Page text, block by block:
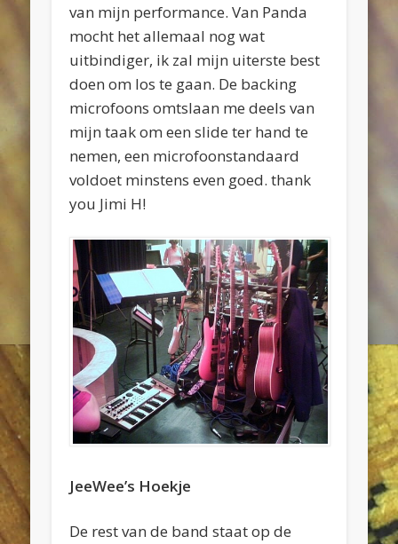
van mijn performance. Van Panda
mocht het allemaal nog wat
uitbindiger, ik zal mijn uiterste best
doen om los te gaan. De backing
microfoons omtslaan me deels van
mijn taak om een slide ter hand te
nemen, een microfoonstandaard
voldoet minstens even goed. thank
you Jimi H!
JeeWee’s Hoekje
De rest van de band staat op de